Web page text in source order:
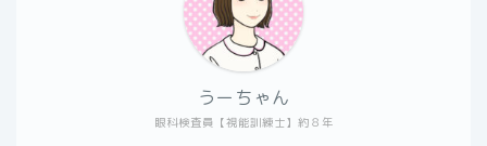
眼科検査員【視能訓練士】約８年
うーちゃん